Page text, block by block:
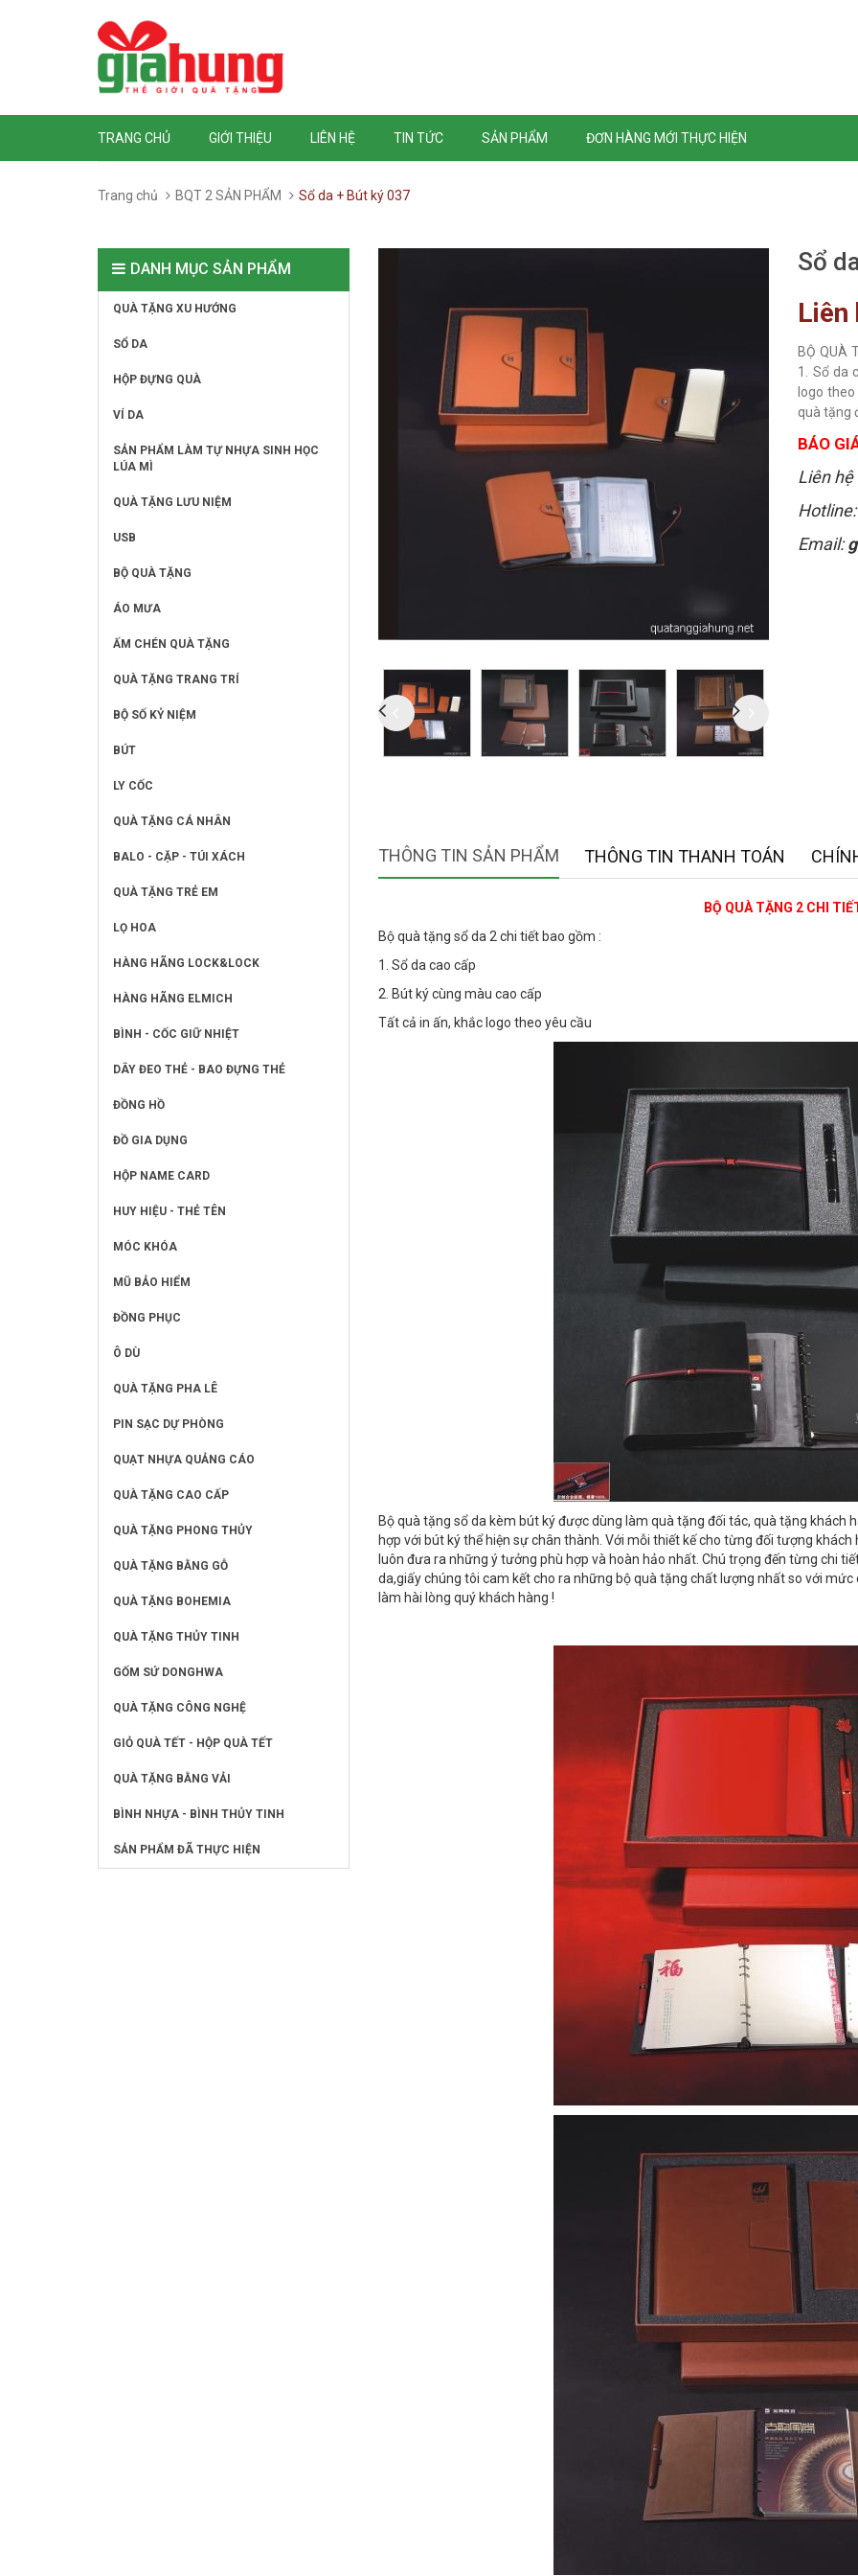
TRANG CHỦ GIỚI THIỆU LIÊN HỆ TIN TỨC SẢN PHẨM ĐƠN HÀNG MỚI THỰC HIỆN
Trang chủ BQT 2 SẢN PHẨM Sổ da + Bút ký 037
Sổ
Liên
BỘ QUÀ
1. Sổ da
logo
quà tặng
BÁO
Liên
Email:
THÔNG TIN SẢN PHẨM THÔNG TIN THANH TOÁN
BỘ QUÀ TẶNG 2 CHI
Bộ quà tặng sổ da 2 chi tiết bao gồm :
1. Sổ da cao cấp
2. Bút ký cùng màu cao cấp
Tất cả in ấn, khắc logo theo yêu cầu
Bộ quà tặng sổ da kèm bút ký được dùng làm quà tặng đối tác, quà tặng khách
hợp với bút ký thể hiện sự chân thành. Với mỗi thiết kế cho từng đối tượng
luôn đưa ra những ý tưởng phù hợp và hoàn hảo nhất. Chú trọng đến từng chi
da,giấy chúng tôi cam kết cho ra những bộ quà tặng chất lượng nhất so với
làm hài lòng quý khách hàng !
DANH MỤC SẢN PHẨM
QUÀ TẶNG XU HƯỚNG
SỔ DA
HỘP ĐỰNG QUÀ
VÍ DA
SẢN PHẨM LÀM TỰ NHỰA SINH HỌC
LÚA MÌ
QUÀ TẶNG LƯU NIỆM
USB
BỘ QUÀ TẶNG
ÁO MƯA
ẤM CHÉN QUÀ TẶNG
QUÀ TẶNG TRANG TRÍ
BỘ SỐ KỶ NIỆM
BÚT
LY CỐC
QUÀ TẶNG CÁ NHÂN
BALO - CẶP - TÚI XÁCH
QUÀ TẶNG TRẺ EM
LỌ HOA
HÀNG HÃNG LOCK&LOCK
HÀNG HÃNG ELMICH
BÌNH - CỐC GIỮ NHIỆT
DÂY ĐEO THẺ - BAO ĐỰNG THẺ
ĐỒNG HỒ
ĐỒ GIA DỤNG
HỘP NAME CARD
HUY HIỆU - THẺ TÊN
MÓC KHÓA
MŨ BẢO HIỂM
ĐỒNG PHỤC
Ô DÙ
QUÀ TẶNG PHA LÊ
PIN SẠC DỰ PHÒNG
QUẠT NHỰA QUẢNG CÁO
QUÀ TẶNG CAO CẤP
QUÀ TẶNG PHONG THỦY
QUÀ TẶNG BẰNG GỖ
QUÀ TẶNG BOHEMIA
QUÀ TẶNG THỦY TINH
GỐM SỨ DONGHWA
QUÀ TẶNG CÔNG NGHỆ
GIỎ QUÀ TẾT - HỘP QUÀ TẾT
QUÀ TẶNG BẰNG VẢI
BÌNH NHỰA - BÌNH THỦY TINH
SẢN PHẨM ĐÃ THỰC HIỆN